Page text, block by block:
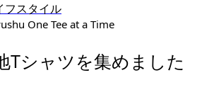
フスタイル
One Tee at a Time
Tシャツを集めました